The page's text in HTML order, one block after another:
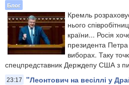
Блог
Кремль
нього
країни... Росія
президента
виборах. Таку
спецпредставник Держдепу США з
23:17 "Леонтович на весіллі у